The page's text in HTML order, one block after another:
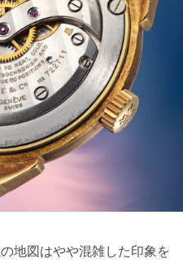
地図はやや混雑した印象を